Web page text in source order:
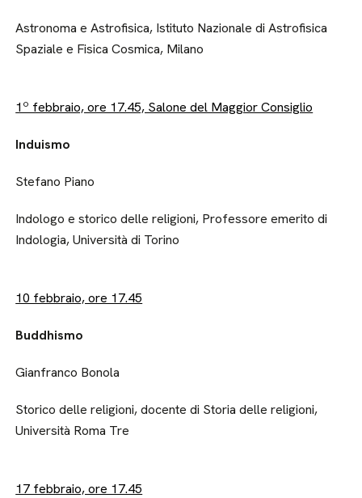
Astronoma e Astrofisica, Istituto Nazionale di Astrofisica
Spaziale e Fisica Cosmica, Milano
1º febbraio, ore 17.45, Salone del Maggior Consiglio
Induismo
Stefano Piano
Indologo e storico delle religioni, Professore emerito di
Indologia, Università di Torino
10 febbraio, ore 17.45
Buddhismo
Gianfranco Bonola
Storico delle religioni, docente di Storia delle religioni,
Università Roma Tre
17 febbraio, ore 17.45